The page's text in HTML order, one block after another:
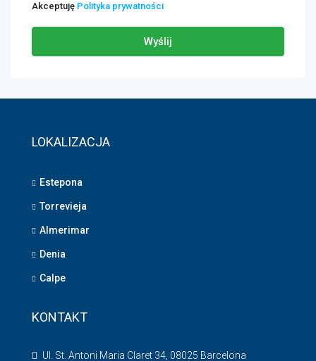
Akceptuję Polityka prywatności
Wyślij
LOKALIZACJA
Estepona
Torrevieja
Almerimar
Denia
Calpe
KONTAKT
Ul. St. Antoni Maria Claret 34, 08025 Barcelona